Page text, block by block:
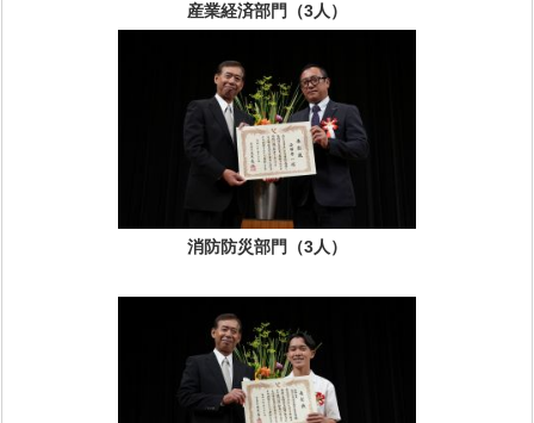
産業経済部門（3人）
消防防災部門（3人）